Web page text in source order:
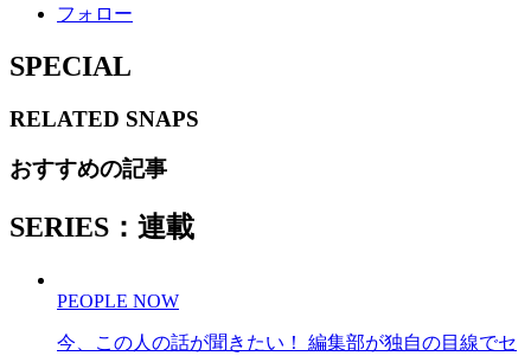
フォロー
SPECIAL
RELATED SNAPS
おすすめの記事
SERIES：連載
PEOPLE NOW
今、この人の話が聞きたい！ 編集部が独自の目線でセ